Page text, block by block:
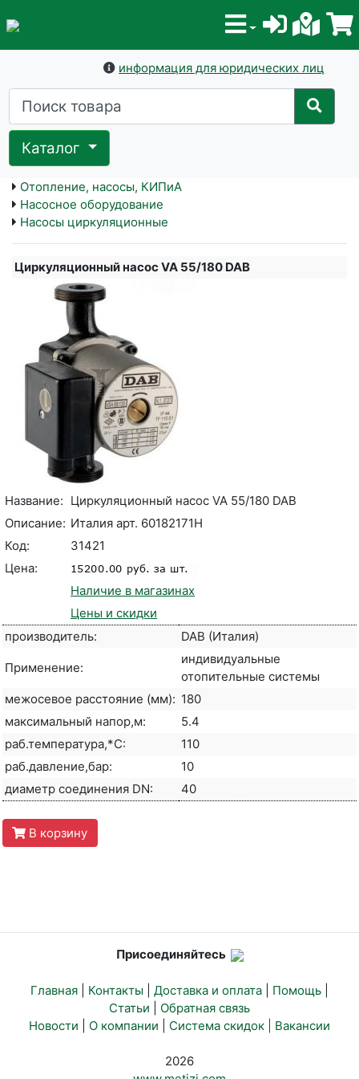
информация для юридических лиц
Каталог
Отопление, насосы, КИПиА
Насосное оборудование
Насосы циркуляционные
Циркуляционный насос VA 55/180 DAB
Название: Циркуляционный насос VA 55/180 DAB
Описание: Италия арт. 60182171H
Код:
31421
Цена:
Наличие в магазинах
Цены и скидки
производитель:
DAB (Италия)
Применение:
индивидуальные
отопительные системы
межосевое расстояние (мм): 180
максимальный напор,м:
5.4
раб.температура,*С:
110
раб.давление,бар:
10
диаметр соединения DN:
40
В корзину
Присоединяйтесь
Главная Контакты Доставка и оплата Помощь
Статьи
Обратная связь
Новости
О компании Система скидок | Вакансии
2026